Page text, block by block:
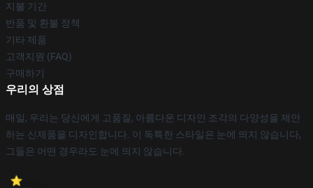
지불 기간
반품 및 환불 정책
기타 제품
고객지원 (FAQ)
구매하기
우리의 상점
매일, 우리는 당신에게 고품질, 아름다운 디자인 조각의 다양성을 제안
하는 신제품을 디자인합니다. 이 독특한 스타일은 눈에 띄지 않습니다,
그들은 어떤 경우라도 눈에 띄지 않습니다.